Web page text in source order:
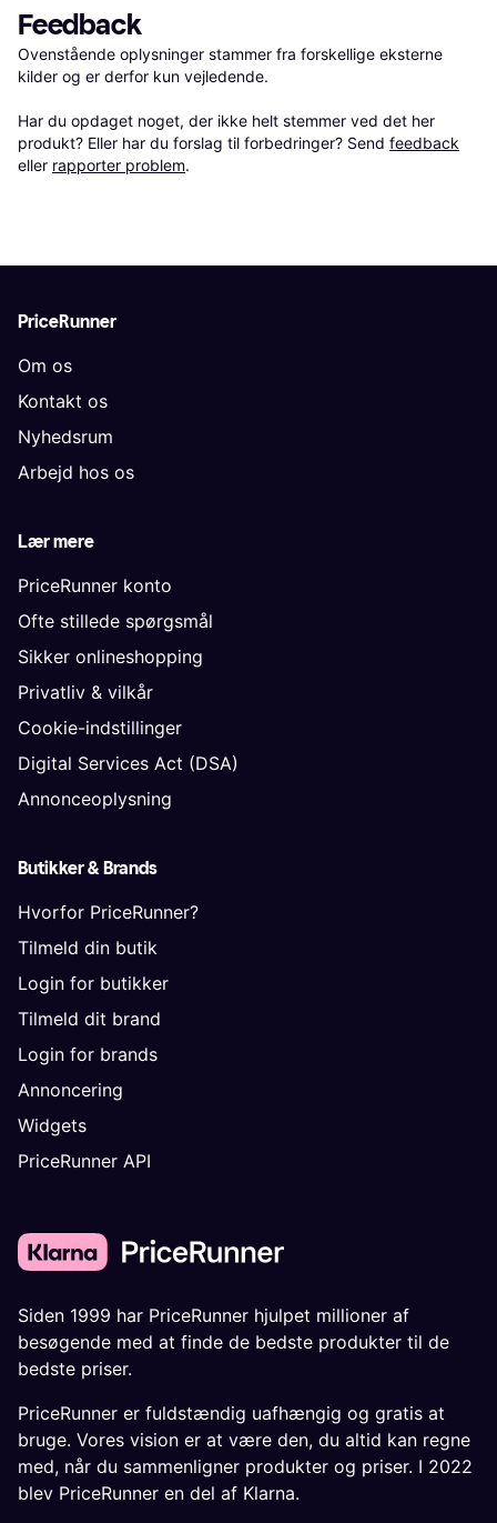
Feedback
Ovenstående oplysninger stammer fra forskellige eksterne
kilder og er derfor kun vejledende.
Har du opdaget noget, der ikke helt stemmer ved det her
produkt? Eller har du forslag til forbedringer? Send feedback
eller rapporter problem.
PriceRunner
Om os
Kontakt os
Nyhedsrum
Arbejd hos os
Lær mere
PriceRunner konto
Ofte stillede spørgsmål
Sikker onlineshopping
Privatliv & vilkår
Cookie-indstillinger
Digital Services Act (DSA)
Annonceoplysning
Butikker & Brands
Hvorfor PriceRunner?
Tilmeld din butik
Login for butikker
Tilmeld dit brand
Login for brands
Annoncering
Widgets
PriceRunner API
Siden 1999 har PriceRunner hjulpet millioner af
besøgende med at finde de bedste produkter til de
bedste priser.
PriceRunner er fuldstændig uafhængig og gratis at
bruge. Vores vision er at være den, du altid kan regne
med, når du sammenligner produkter og priser. I 2022
blev PriceRunner en del af Klarna.